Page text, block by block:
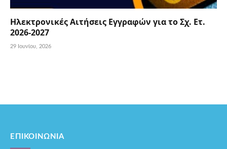
Ηλεκτρονικές Αιτήσεις Εγγραφών για το Σχ. Ετ.
2026-2027
29 Ιουνίου, 2026
ΕΠΙΚΟΙΝΩΝΊΑ